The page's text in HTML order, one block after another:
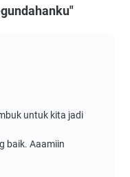
untuk kita jadi
baik. Aaamiin